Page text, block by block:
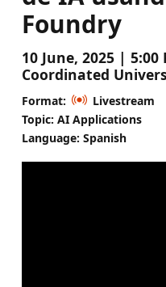
Foundry
10 June, 2025 | 5:00
Coordinated
Format:
Livestream
Topic: AI Applications
Language: Spanish